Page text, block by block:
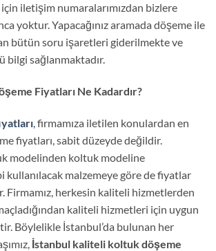
iletişim numaralarımızdan bizlere
yoktur. Yapacağınız aramada döşeme ile
bütün soru işaretleri giderilmekte ve
bilgi sağlanmaktadır.
Fiyatları Ne Kadardır?
firmamıza iletilen konulardan en
fiyatları, sabit düzeyde değildir.
modelinden koltuk modeline
kullanılacak malzemeye göre de fiyatlar
Firmamız, herkesin kaliteli hizmetlerden
kaliteli hizmetleri için uygun
Böylelikle İstanbul’da bulunan her
İstanbul kaliteli koltuk döşeme